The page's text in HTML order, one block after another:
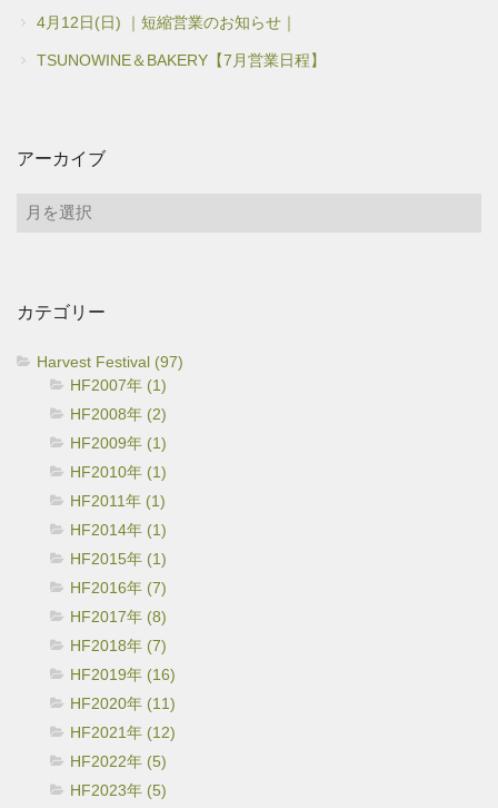
4月12日(日) ｜短縮営業のお知らせ｜
TSUNOWINE＆BAKERY【7月営業日程】
アーカイブ
ア
ブ
カテゴリー
Harvest Festival (97)
HF2007年 (1)
HF2008年 (2)
HF2009年 (1)
HF2010年 (1)
HF2011年 (1)
HF2014年 (1)
HF2015年 (1)
HF2016年 (7)
HF2017年 (8)
HF2018年 (7)
HF2019年 (16)
HF2020年 (11)
HF2021年 (12)
HF2022年 (5)
HF2023年 (5)